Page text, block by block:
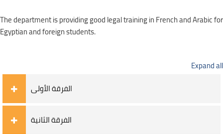
The department is providing good legal training in French and Arabic for
Egyptian and foreign students.
Expand all
الفرقة الأولى
الفرقة الثانية